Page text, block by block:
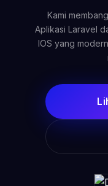
Kami
Aplikasi Laravel
IOS yang